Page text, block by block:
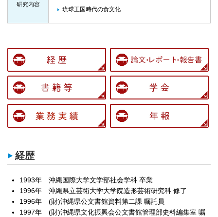
研究内容
琉球王国時代の食文化
経歴
1993年 沖縄国際大学文学部社会学科 卒業
1996年 沖縄県立芸術大学大学院造形芸術研究科 修了
1996年 (財)沖縄県公文書館資料第二課 嘱託員
1997年 (財)沖縄県文化振興会公文書館管理部史料編集室 嘱